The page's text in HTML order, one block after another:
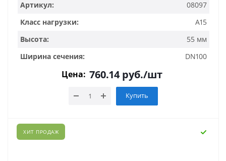
Артикул:
08097
Класс нагрузки:
A15
Высота:
55 мм
Ширина сечения:
DN100
Цена: 760.14руб./шт
Купить
ХИТ ПРОДАЖ